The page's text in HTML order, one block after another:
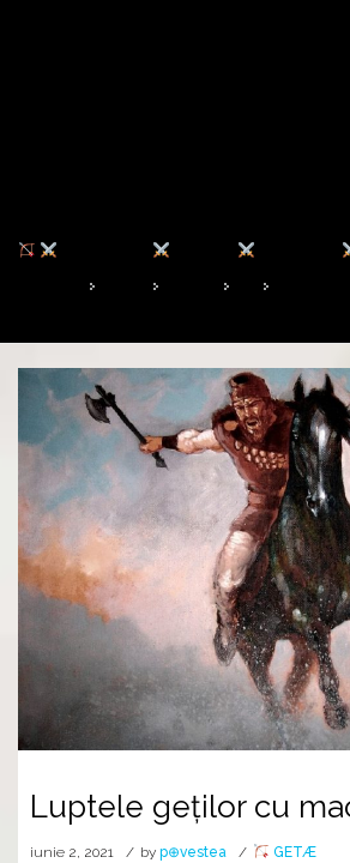
Luptele geților cu
iunie 2, 2021 by p⊕vestea GETÆ